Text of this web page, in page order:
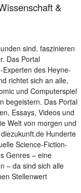
&
sind, faszinieren
Das Portal
des Heyne-
richtet sich an alle,
und Computerspiel
begeistern. Das Portal
Essays, Videos und
Welt von morgen und
Hunderte
Science-Fiction-
Genres – eine
– da sind sich alle
Stellenwert